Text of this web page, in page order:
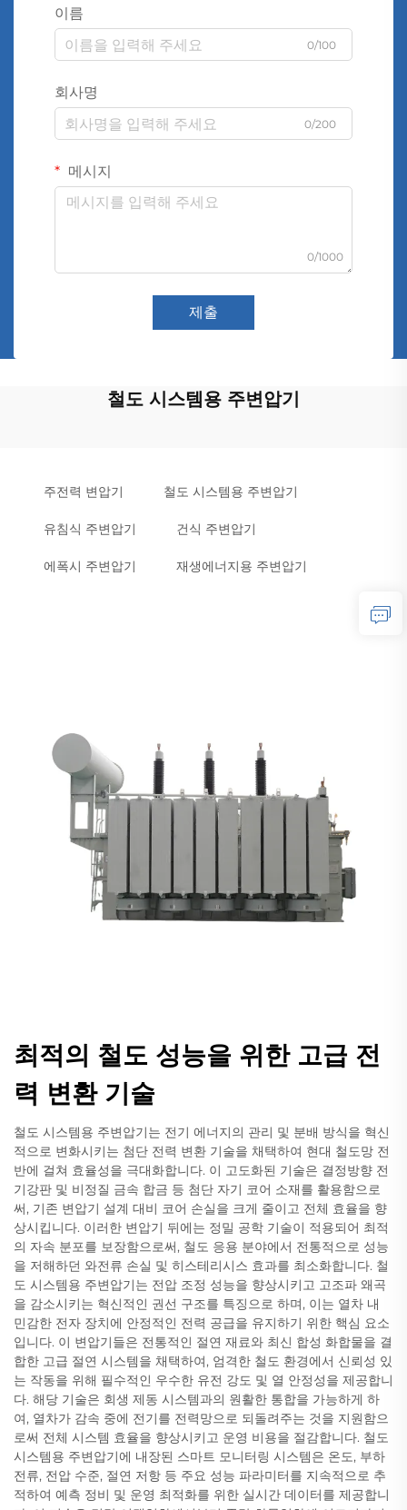
이름
0/100
회사명
0/200
메시지
0/1000
제출
철도 시스템용 주변압기
주전력 변압기 철도 시스템용 주변압기
유침식 주변압기 건식 주변압기
에폭시 주변압기 재생에너지용 주변압기
최적의 철도 성능을 위한 고급 전
력 변환 기술
철도 시스템용 주변압기는 전기 에너지의 관리 및 분배 방식을 혁신
적으로 변화시키는 첨단 전력 변환 기술을 채택하여 현대 철도망 전
반에 걸쳐 효율성을 극대화합니다. 이 고도화된 기술은 결정방향 전
기강판 및 비정질 금속 합금 등 첨단 자기 코어 소재를 활용함으로
써, 기존 변압기 설계 대비 코어 손실을 크게 줄이고 전체 효율을 향
상시킵니다. 이러한 변압기 뒤에는 정밀 공학 기술이 적용되어 최적
의 자속 분포를 보장함으로써, 철도 응용 분야에서 전통적으로 성능
을 저해하던 와전류 손실 및 히스테리시스 효과를 최소화합니다. 철
도 시스템용 주변압기는 전압 조정 성능을 향상시키고 고조파 왜곡
을 감소시키는 혁신적인 권선 구조를 특징으로 하며, 이는 열차 내
민감한 전자 장치에 안정적인 전력 공급을 유지하기 위한 핵심 요소
입니다. 이 변압기들은 전통적인 절연 재료와 최신 합성 화합물을 결
합한 고급 절연 시스템을 채택하여, 엄격한 철도 환경에서 신뢰성 있
는 작동을 위해 필수적인 우수한 유전 강도 및 열 안정성을 제공합니
다. 해당 기술은 회생 제동 시스템과의 원활한 통합을 가능하게 하
여, 열차가 감속 중에 전기를 전력망으로 되돌려주는 것을 지원함으
로써 전체 시스템 효율을 향상시키고 운영 비용을 절감합니다. 철도
시스템용 주변압기에 내장된 스마트 모니터링 시스템은 온도, 부하
전류, 전압 수준, 절연 저항 등 주요 성능 파라미터를 지속적으로 추
적하여 예측 정비 및 운영 최적화를 위한 실시간 데이터를 제공합니